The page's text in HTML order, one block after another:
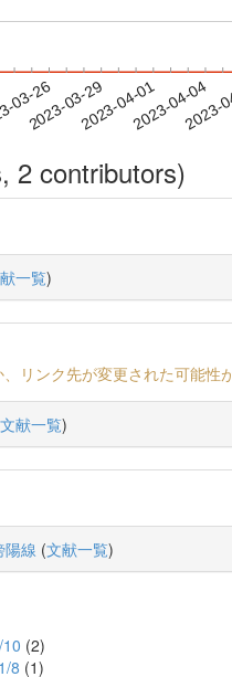
03-26
2023-03-292023-04-012023-04-04
2 contributors)
一覧)
リンク先が変更された可能性
文献一覧)
陽線 (文献一覧)
(2)
8 (1)